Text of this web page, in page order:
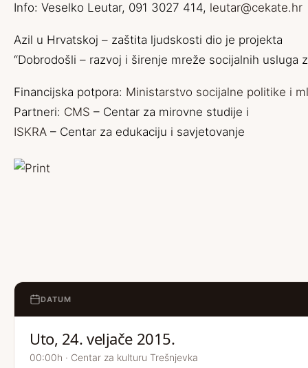
Info: Veselko Leutar, 091 3027 414, leutar@cekate.hr
Azil u Hrvatskoj – zaštita ljudskosti dio je projekta
“Dobrodošli – razvoj i širenje mreže socijalnih usluga
Financijska potpora: Ministarstvo socijalne politike i
Partneri: CMS – Centar za mirovne studije i
ISKRA – Centar za edukaciju i savjetovanje
DATUM
Uto, 24. veljače 2015.
00:00h · Centar za kulturu Trešnjevka